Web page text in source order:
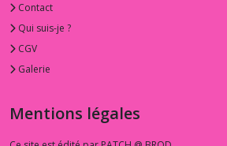
Contact
Qui suis-je ?
CGV
Galerie
Mentions légales